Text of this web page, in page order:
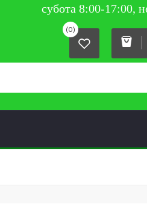
субота 8:00-17:00,
(0)